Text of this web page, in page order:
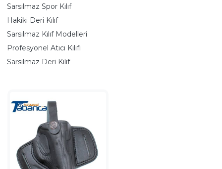
Sarsılmaz Spor Kılıf
Hakiki Deri Kılıf
Sarsılmaz Kılıf Modelleri
Profesyonel Atıcı Kılıfı
Sarsılmaz Deri Kılıf